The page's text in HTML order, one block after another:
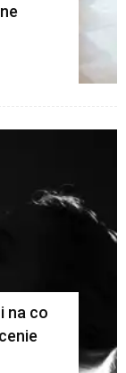
na co